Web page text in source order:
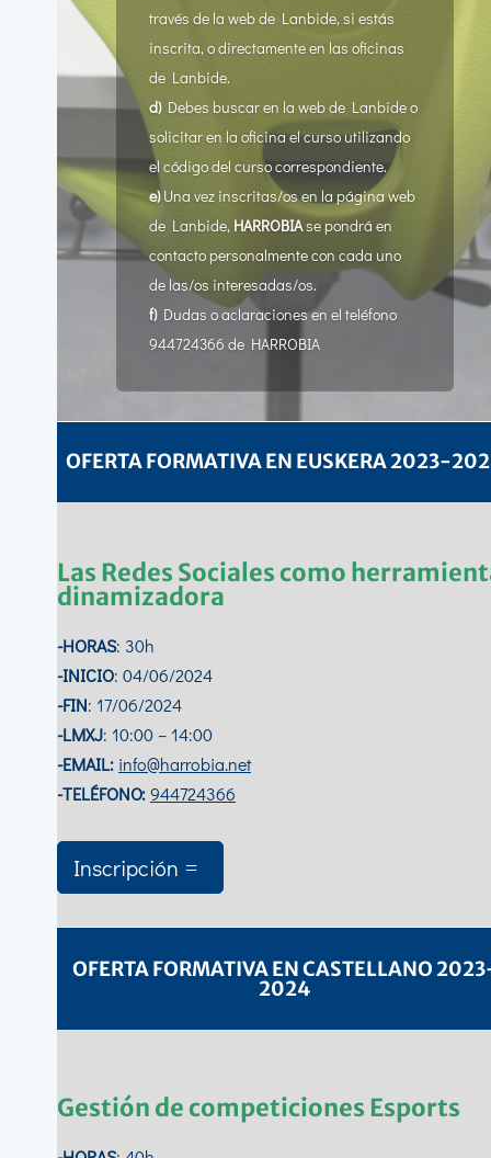
través de la web de Lanbide, si estás
inscrita, o directamente en las oficinas
de Lanbide.
d)Debes buscar en la web de Lanbide o
solicitar en la oficina el curso utilizando
el código del curso correspondiente.
e)Una vez inscritas/os en la página web
de Lanbide, HARROBIAse pondrá en
contacto personalmente con cada uno
de las/os interesadas/os.
f)Dudas o aclaraciones en el teléfono
944724366 de HARROBIA
OFERTA FORMATIVA EN EUSKERA 2023-
Las Redes Sociales como
dinamizadora
-HORAS: 30h
-INICIO: 04/06/2024
-FIN: 17/06/2024
-LMXJ: 10:00 – 14:00
-EMAIL: info@harrobia.net
-TELÉFONO:944724366
Inscripción
OFERTA FORMATIVA EN CASTELLANO
2024
Gestión de competiciones Esports